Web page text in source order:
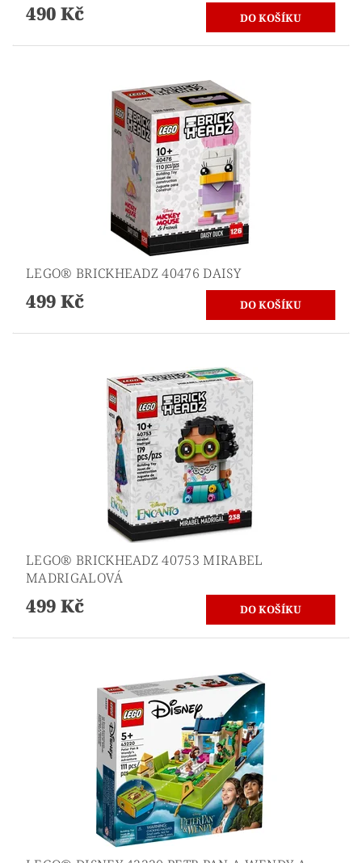
490 Kč
LEGO® BRICKHEADZ 40476 DAISY
499 Kč
LEGO® BRICKHEADZ 40753 MIRABEL
MADRIGALOVÁ
499 Kč